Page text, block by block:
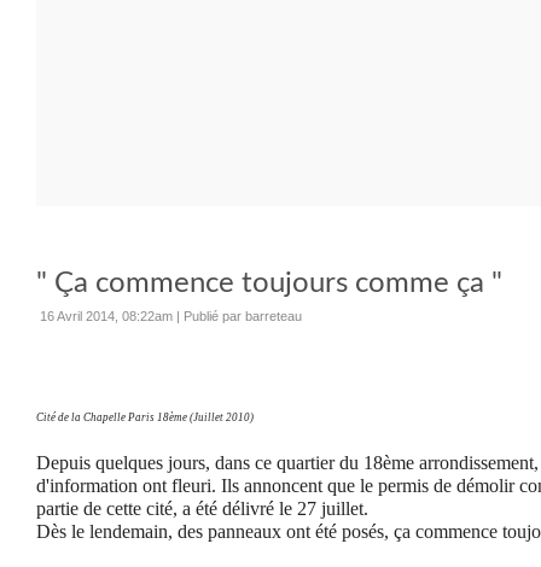
" Ça commence toujours comme ça "
16 Avril 2014, 08:22am | Publié par barreteau
Cité de la Chapelle Paris 18ème (Juillet 2010)
Depuis quelques jours, dans ce quartier du 18ème
d'information ont fleuri. Ils annoncent que le permis de démolir
partie de cette cité, a été délivré le 27 juillet.
Dès le lendemain, des panneaux ont été posés, ça commence